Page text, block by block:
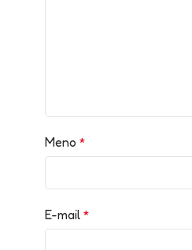
Meno *
E-mail *